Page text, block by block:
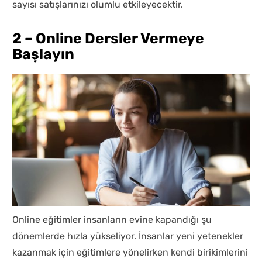
sayısı satışlarınızı olumlu etkileyecektir.
2 – Online Dersler Vermeye
Başlayın
Online eğitimler insanların evine kapandığı şu
dönemlerde hızla yükseliyor. İnsanlar yeni yetenekler
kazanmak için eğitimlere yönelirken kendi birikimlerini